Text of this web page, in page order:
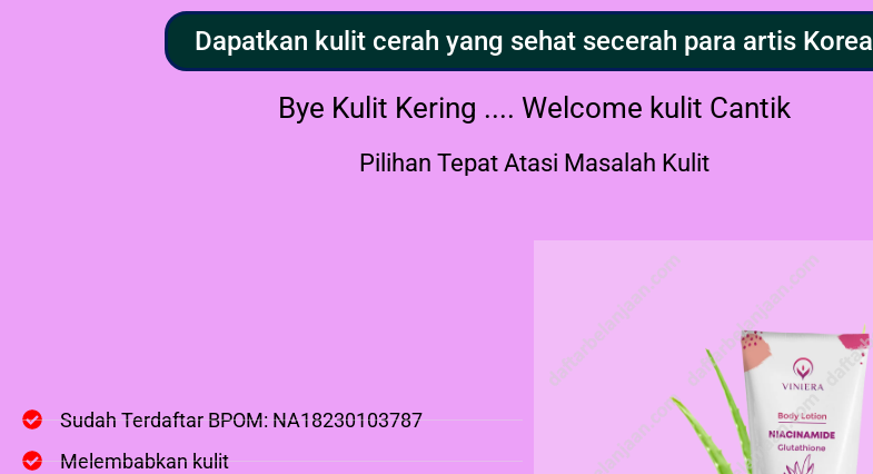
Dapatkan kulit cerah yang sehat secerah para artis Korea
Bye Kulit Kering .... Welcome kulit Cantik
Pilihan Tepat Atasi Masalah Kulit
Sudah Terdaftar BPOM: NA18230103787
Melembabkan kulit